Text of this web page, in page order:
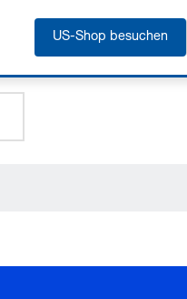
US-Shop besuchen